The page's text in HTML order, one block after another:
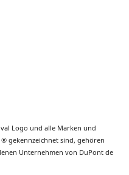
Logo und alle Marken und
gekennzeichnet sind, gehören
Unternehmen von DuPont de